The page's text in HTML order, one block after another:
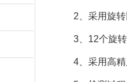
2、采用旋转
3、12个旋转
4、采用高精